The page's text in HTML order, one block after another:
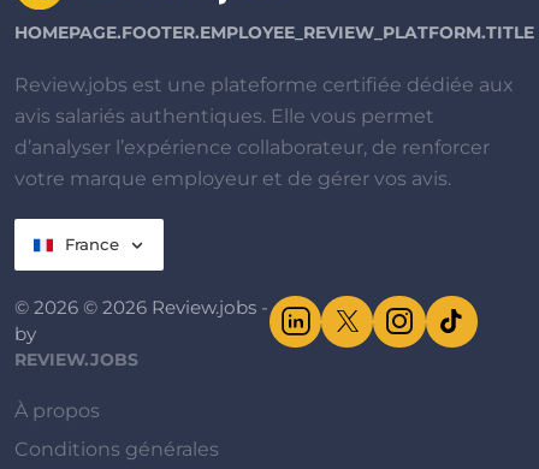
HOMEPAGE.FOOTER.EMPLOYEE_REVIEW_PLATFORM.TITLE
Review.jobs est une plateforme certifiée dédiée aux
avis salariés authentiques. Elle vous permet
d’analyser l’expérience collaborateur, de renforcer
votre marque employeur et de gérer vos avis.
France
© 2026 © 2026 Review.jobs -
by
REVIEW.JOBS
À propos
Conditions générales